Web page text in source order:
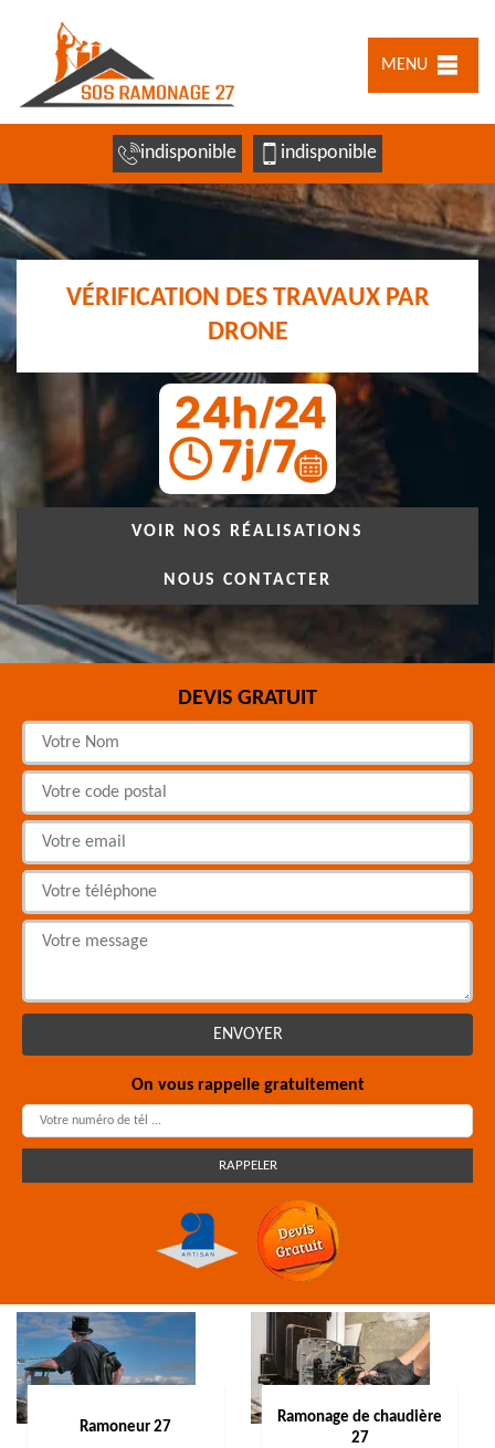
MENU
indisponible indisponible
VÉRIFICATION DES TRAVAUX PAR
DRONE
VOIR NOS RÉALISATIONS
NOUS CONTACTER
DEVIS GRATUIT
On vous rappelle gratuitement
Ramoneur 27
Ramonage de chaudière
27